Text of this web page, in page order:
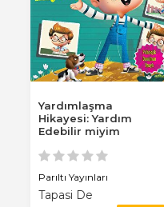
Yardımlaşma
Hikayesi: Yardım
Edebilir miyim
Parıltı Yayınları
Tapasi De